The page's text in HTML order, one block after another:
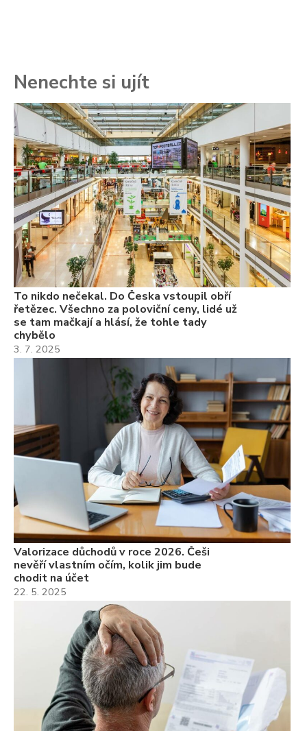
Nenechte si ujít
To nikdo nečekal. Do Česka vstoupil obří
řetězec. Všechno za poloviční ceny, lidé už
se tam mačkají a hlásí, že tohle tady
chybělo
3. 7. 2025
Valorizace důchodů v roce 2026. Češi
nevěří vlastním očím, kolik jim bude
chodit na účet
22. 5. 2025